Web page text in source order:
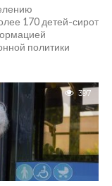
170 детей-сирот
политики
397